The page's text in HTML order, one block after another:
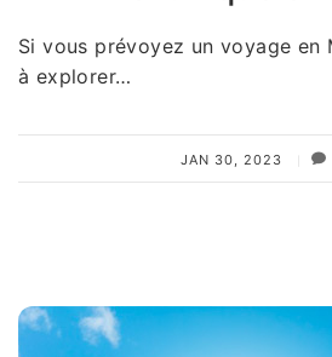
Si vous prévoyez un voyage en
à explorer…
JAN 30, 2023